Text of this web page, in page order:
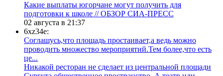
Какие выплаты югорчане могут получить для
подготовки к школе // ОБЗОР СИА-ПРЕСС
02 августа в 21:37
6xz34e:
Соглашусь,что площадь простаивает,а ведь можно
проводить множество мероприятий.Тем более,что есть
це...
​Никакой ресторан не сделает из центральной площади